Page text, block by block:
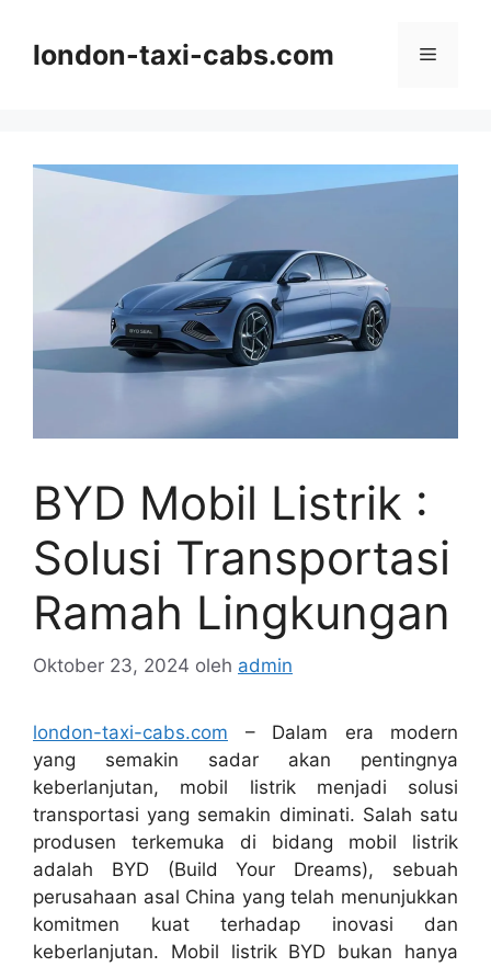
london-taxi-cabs.com Menu
BYD Mobil Listrik :
Solusi Transportasi
Ramah Lingkungan
Oktober 23, 2024 oleh admin
london-taxi-cabs.com – Dalam era modern
yang semakin sadar akan pentingnya
keberlanjutan, mobil listrik menjadi solusi
transportasi yang semakin diminati. Salah satu
produsen terkemuka di bidang mobil listrik
adalah BYD (Build Your Dreams), sebuah
perusahaan asal China yang telah menunjukkan
komitmen kuat terhadap inovasi dan
keberlanjutan. Mobil listrik BYD bukan hanya